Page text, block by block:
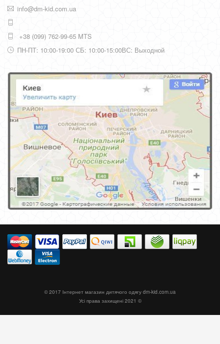
info@dm-kid.com.ua
+38 (099) 762-99-65 MTS
ПН-ПТ: 10:00-19:00 СБ: 10:00-15:00ВС: Выходной
© 2017 Інтернет магазин дитячого одягу dm-kid.com.ua
Усі права захищені 2021 ©